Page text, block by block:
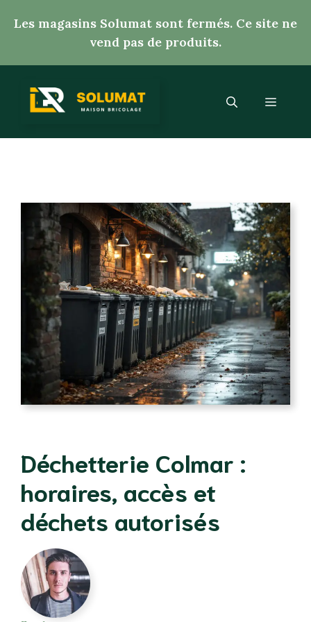
Les magasins Solumat sont fermés. Ce site ne
vend pas de produits.
Menu
Déchetterie Colmar :
horaires, accès et
déchets autorisés